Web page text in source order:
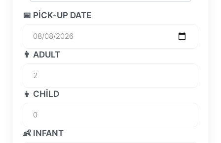
📅 PICK-UP DATE
👨 ADULT
👦 CHILD
👶 INFANT